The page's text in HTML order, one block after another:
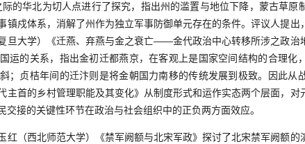
的华北为切人点进行了探究，指出州的滥置与地位下降，蒙古草原
镇戍体系，消解了州作为独立军事防御单元存在的条件。评议人提出
旦大学）《迁燕、弃燕与金之衰亡——金代政治中心转移所涉之政治
运的关系，指出金初迁都燕京，在客观上是国家空间结构的合理化
；贞桔年间的迁汴则是将金朝国力南移的传统发展到极致。因此从
主首的乡村管理职能及其变化》从制度形式和运作实态两个层面，对
交接的关键性环节在政治与社会组织中的正负两方面效应。
（西北师范大学）《禁军阙额与北宋军政》探讨了北宋禁军阙额的